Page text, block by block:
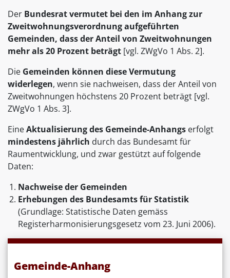
Der Bundesrat vermutet bei den im Anhang zur
Zweitwohnungsverordnung aufgeführten
Gemeinden, dass der Anteil von Zweitwohnungen
mehr als 20 Prozent beträgt [vgl. ZWgVo 1 Abs. 2].
Die Gemeinden können diese Vermutung
widerlegen, wenn sie nachweisen, dass der Anteil von
Zweitwohnungen höchstens 20 Prozent beträgt [vgl.
ZWgVo 1 Abs. 3].
EineAktualisierung des Gemeinde-Anhangs erfolgt
mindestens jährlich durch das Bundesamt für
Raumentwicklung, und zwar gestützt auf folgende
Daten:
Nachweise der Gemeinden
Erhebungen des Bundesamts für Statistik
(Grundlage: Statistische Daten gemäss
Registerharmonisierungsgesetz vom 23. Juni 2006).
Gemeinde-Anhang